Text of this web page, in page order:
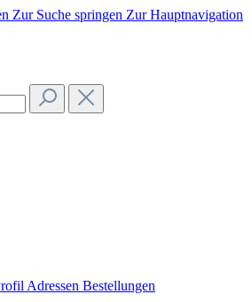
Zur Suche springen Zur Hauptnavigation
Adressen Bestellungen